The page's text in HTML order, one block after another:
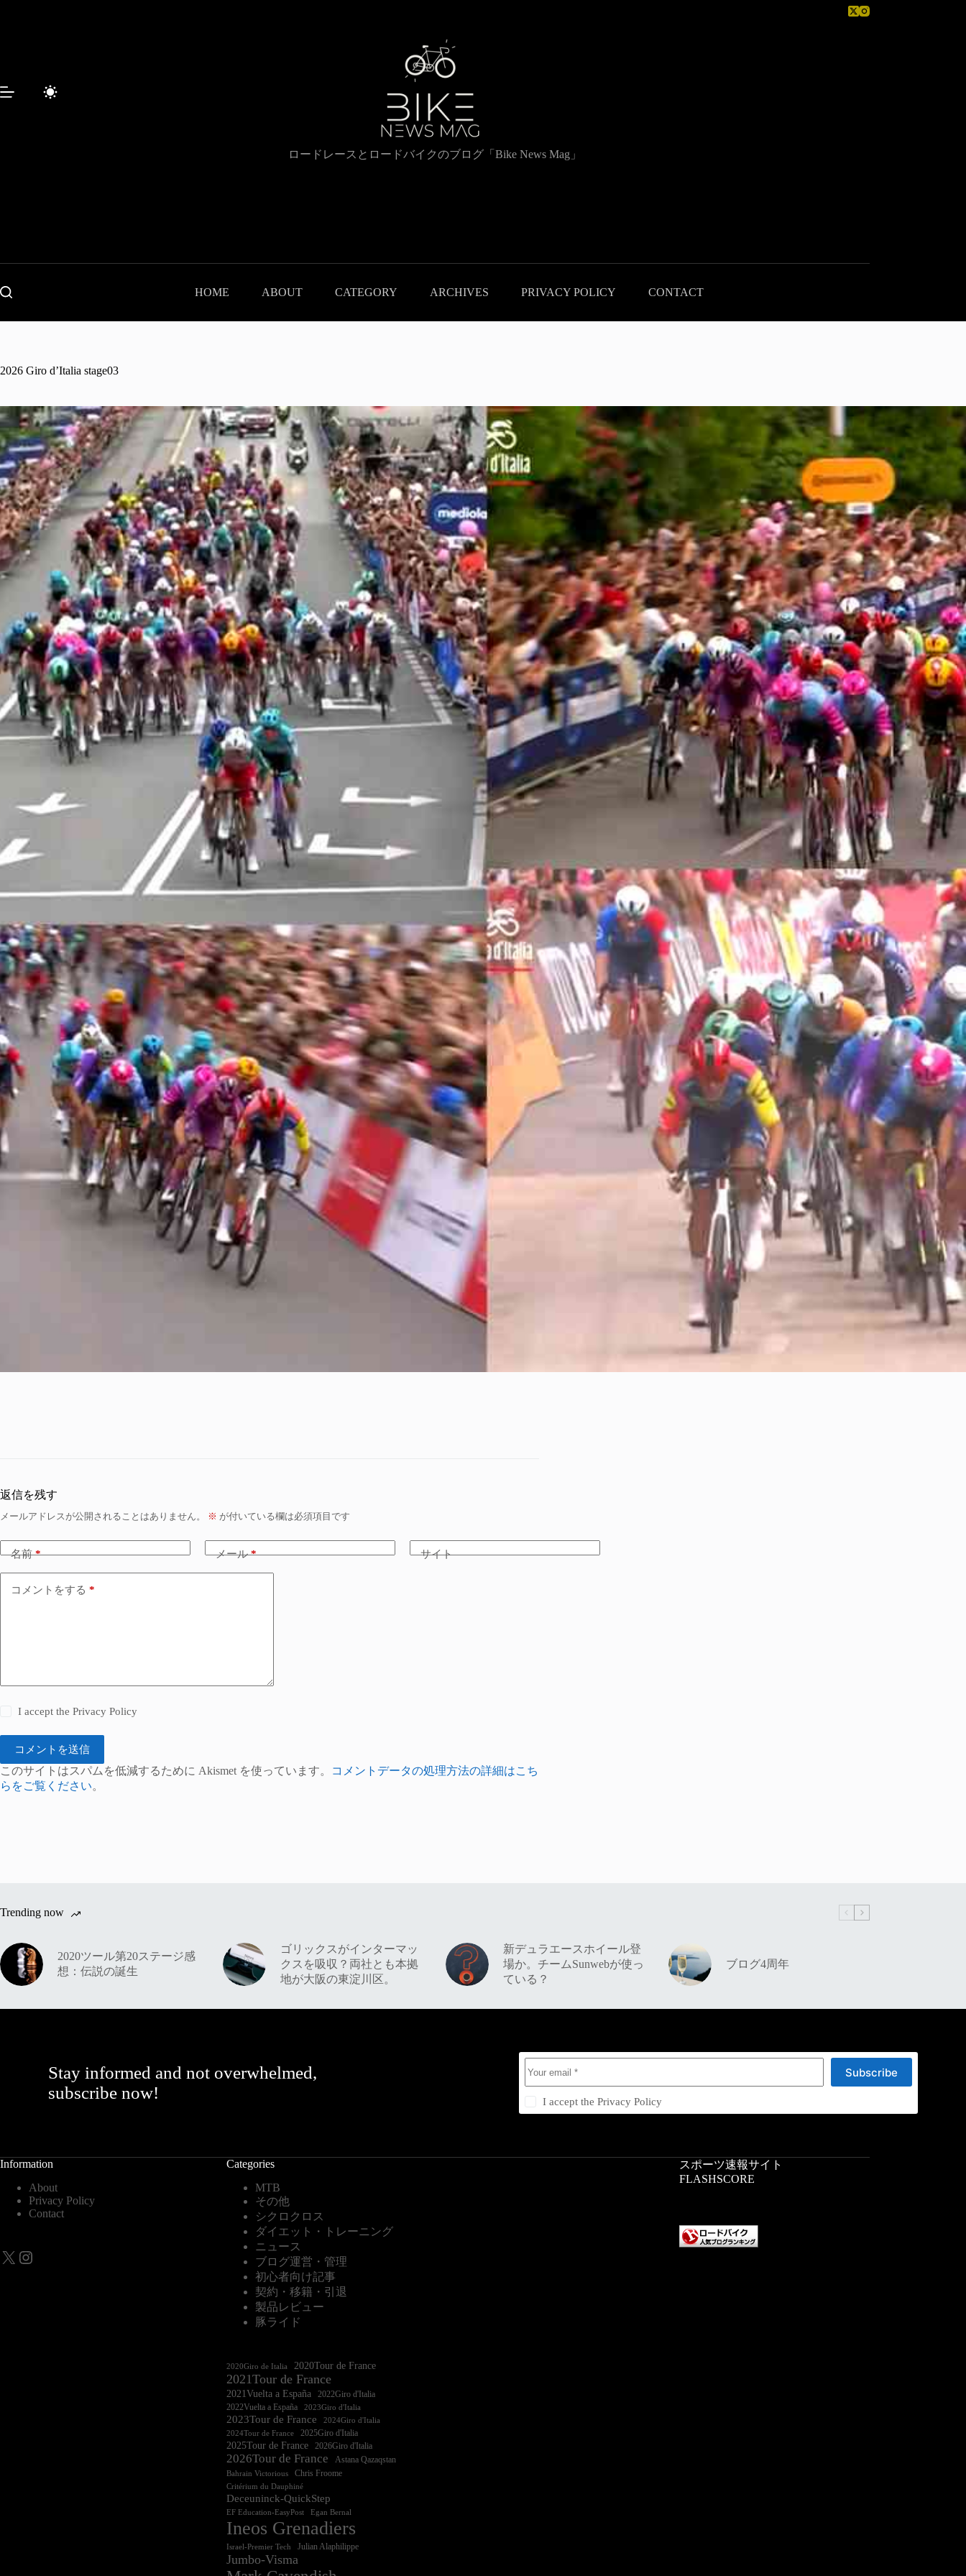
ス
ロードレースとロードバイクのブログ「Bike News Mag」
HOME ABOUT CATEGORY ARCHIVES PRIVACY POLICY CONTACT
2026 Giro d’Italia stage03
返信を残す
メールアドレスが公開されることはありません。 ※ が付いている欄は必須項目です
名前* メール* サイト
コメントをする *
I accept thePrivacy Policy
コメントを送信
このサイトはスパムを低減するために Akismet を使っています。
コメントデータの処理方法の詳細はこち
らをご覧ください。
Trending now
2020ツール第20ステージ感
想：伝説の誕生
ゴリックスがインターマッ
クスを吸収？両社とも本拠
地が大阪の東淀川区。
新デュラエースホイール登
場か。チームSunwebが使っ
ている？
ブログ4周年
Stay informed and not overwhelmed,
subscribe now!
Subscribe
I accept thePrivacy Policy
Information
About
Privacy Policy
Contact
X Instagram
Categories
MTB
その他
シクロクロス
ダイエット・トレーニング
ニュース
ブログ運営・管理
初心者向け記事
契約・移籍・引退
製品レビュー
豚ライド
2020Giro de Italia 2020Tour de France
2021Tour de France
2021Vuelta a España
2022Giro d'Italia‏
2022Vuelta a España
2023Giro d'Italia
2023Tour de France
2024Tour de France
2025Giro d'Italia
2025Tour de France 2026Giro d'Italia
2026Tour de France Astana Qazaqstan
Bahrain Victorious Chris Froome
Critérium du Dauphiné
Deceuninck-QuickStep
EF Education-EasyPost Egan Bernal
Ineos Grenadiers
Israel-Premier Tech Julian Alaphilippe
Jumbo-Visma
スポーツ速報サイト
FLASHSCORE